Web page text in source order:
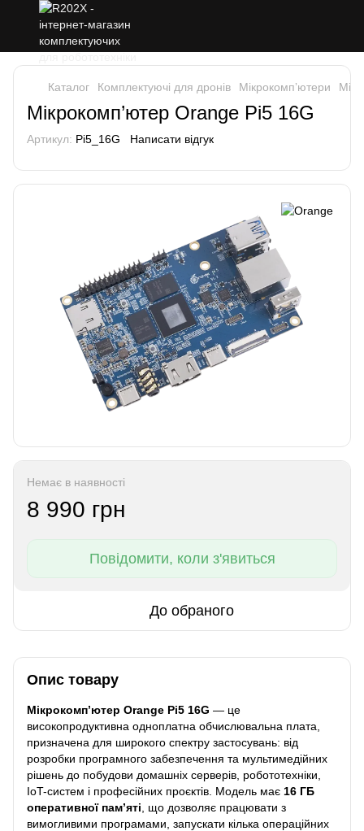
Каталог Комплектуючі для дронів Мікрокомпʼютери
Мікрокомп’ютер Orange Pi5 16G
Артикул: Pi5_16G Написати відгук
Немає в наявності
8 990 грн
Повідомити, коли з'явиться
До обраного
Опис товару
Мікрокомп’ютер Orange Pi5 16G — це
високопродуктивна одноплатна обчислювальна плата,
призначена для широкого спектру застосувань: від
розробки програмного забезпечення та мультимедійних
рішень до побудови домашніх серверів, робототехніки,
IoT-систем і професійних проєктів. Модель має 16 ГБ
оперативної пам’яті , що дозволяє працювати з
вимогливими програмами, запускати кілька операційних